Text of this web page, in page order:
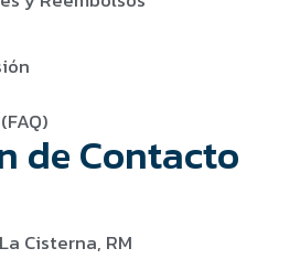
de Contacto
Cisterna, RM